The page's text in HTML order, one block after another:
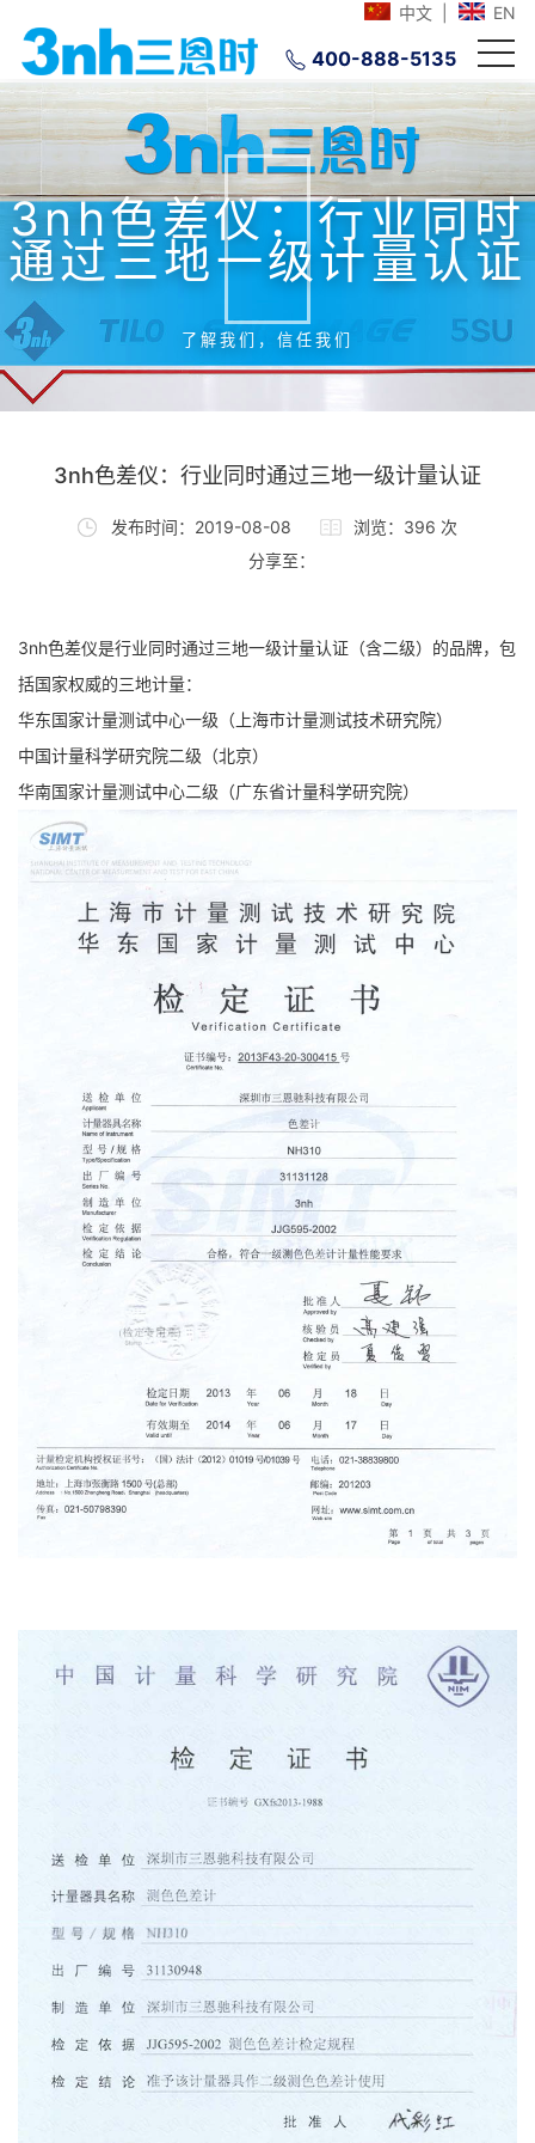
中文 EN
400-888-5135
3nh色差仪：行业同时
通过三地一级计量认证
了解我们，信任我们
3nh色差仪：行业同时通过三地一级计量认证
发布时间：2019-08-08
浏览：396 次
分享至：
3nh色差仪是行业同时通过三地一级计量认证（含二级）的品牌，包
括国家权威的三地计量：
华东国家计量测试中心一级（上海市计量测试技术研究院）
中国计量科学研究院二级（北京）
华南国家计量测试中心二级（广东省计量科学研究院）